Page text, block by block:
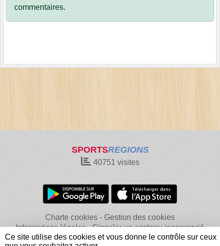
commentaires.
SPORTSREGIONS
40751 visites
Charte cookies
Gestion des cookies
Informations légales
Signaler un contenu inapproprié
Ce site utilise des cookies et vous donne le contrôle sur ceux